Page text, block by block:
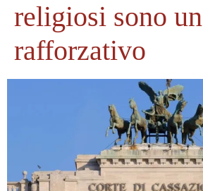
religiosi sono un
rafforzativo